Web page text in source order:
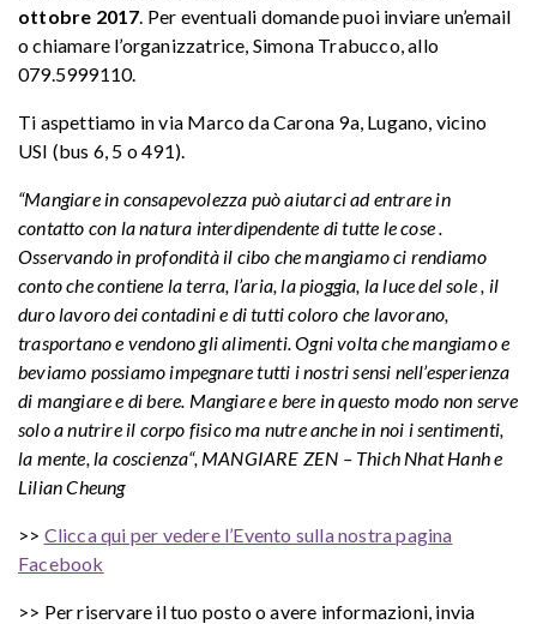
ottobre 2017 . Per eventuali domande puoi inviare un’email
o chiamare l’organizzatrice, Simona Trabucco, allo
079.5999110.
Ti aspettiamo in via Marco da Carona 9a, Lugano, vicino
USI (bus 6, 5 o 491).
“Mangiare in consapevolezza può aiutarci ad entrare in
contatto con la natura interdipendente di tutte le cose .
Osservando in profondità il cibo che mangiamo ci rendiamo
conto che contiene la terra, l’aria, la pioggia, la luce del sole , il
duro lavoro dei contadini e di tutti coloro che lavorano,
trasportano e vendono gli alimenti. Ogni volta che mangiamo e
beviamo possiamo impegnare tutti i nostri sensi nell’esperienza
di mangiare e di bere. Mangiare e bere in questo modo non serve
solo a nutrire il corpo fisico ma nutre anche in noi i sentimenti,
la mente, la coscienza“, MANGIARE ZEN – Thich Nhat Hanh e
Lilian Cheung
>> Clicca qui per vedere l’Evento sulla nostra pagina
Facebook
>> Per riservare il tuo posto o avere informazioni, invia